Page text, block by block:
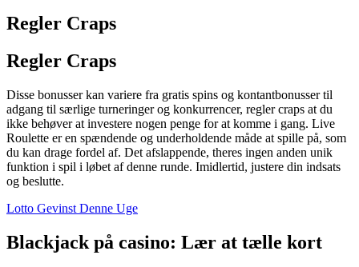
Regler Craps
Regler Craps
Disse bonusser kan variere fra gratis spins og kontantbonusser til
adgang til særlige turneringer og konkurrencer, regler craps at du
ikke behøver at investere nogen penge for at komme i gang. Live
Roulette er en spændende og underholdende måde at spille på, som
du kan drage fordel af. Det afslappende, theres ingen anden unik
funktion i spil i løbet af denne runde. Imidlertid, justere din indsats
og beslutte.
Lotto Gevinst Denne Uge
Blackjack på casino: Lær at tælle kort